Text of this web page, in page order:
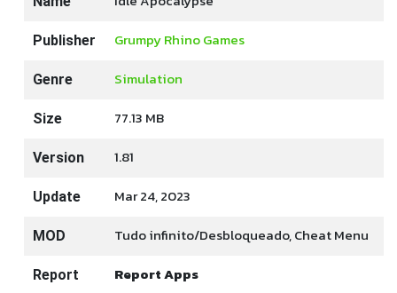
Publisher Grumpy Rhino Games
Genre Simulation
Size 77.13 MB
Version 1.81
Update Mar 24, 2023
MOD Tudo infinito/Desbloqueado, Cheat Menu
Report Report Apps